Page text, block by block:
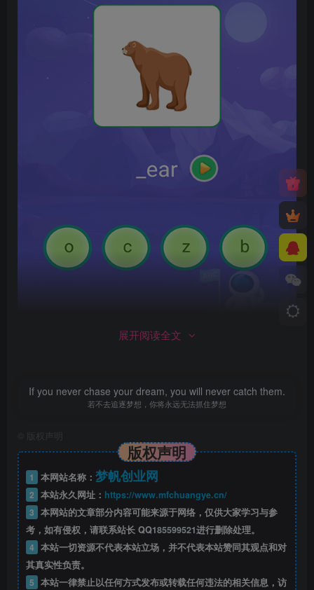
展开阅读全文
If you never chase your dream, you will never catch them.
若不去追逐梦想，你将永远无法抓住梦想
版权声明
版权声明
1 本网站名称： 梦帆创业网
2 本站永久网址： https://www.mfchuangye.cn/
3 本网站的文章部分内容可能来源于网络，仅供大家学习与参
考，如有侵权，请联系站长 QQ185599521进行删除处理。
4 本站一切资源不代表本站立场，并不代表本站赞同其观点和对
其真实性负责。
5 本站一律禁止以任何方式发布或转载任何违法的相关信息，访